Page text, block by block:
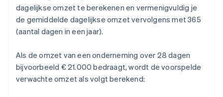
dagelijkse omzet te berekenen en vermenigvuldig je
de gemiddelde dagelijkse omzet vervolgens met 365
(aantal dagen in een jaar).
Als de omzet van een onderneming over 28 dagen
bijvoorbeeld € 21.000 bedraagt, wordt de voorspelde
verwachte omzet als volgt berekend: